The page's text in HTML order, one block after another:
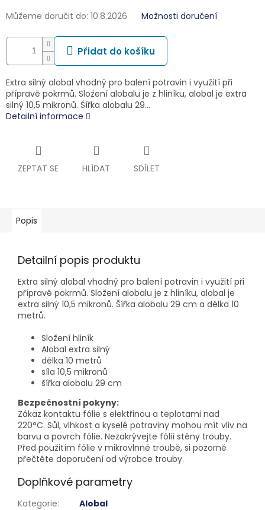
Můžeme doručit do: 10.8.2026 Možnosti doručení
Přidat do košíku
Extra silný alobal vhodný pro balení potravin i využití při
přípravě pokrmů. Složení alobalu je z hliníku, alobal je extra
silný 10,5 mikronů. Šířka alobalu 29…
Detailní informace
ZEPTAT SE HLÍDAT SDÍLET
Popis
Detailní popis produktu
Extra silný alobal vhodný pro balení potravin i využití při
přípravě pokrmů. Složení alobalu je z hliníku, alobal je
extra silný 10,5 mikronů. Šířka alobalu 29 cm a délka 10
metrů.
Složení hliník
Alobal extra silný
délka 10 metrů
síla 10,5 mikronů
šířka alobalu 29 cm
Bezpečnostní pokyny:
Zákaz kontaktu fólie s elektřinou a teplotami nad
220°C. Sůl, vlhkost a kyselé potraviny mohou mít vliv na
barvu a povrch fólie. Nezakrývejte fólií stěny trouby.
Před použitím fólie v mikrovlnné troubě, si pozorně
přečtěte doporučení od výrobce trouby.
Doplňkové parametry
Kategorie:
Alobal